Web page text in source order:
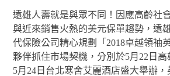
遠雄人壽就是與眾不同！因應高齡社
與近來銷售火熱的美元保單趨勢，遠
代保險公司精心規劃「2018卓越領袖
夥伴抓住市場契機，分別於5月22日高
5月24日台北寒舍艾麗酒店盛大舉辦